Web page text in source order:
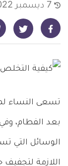
شارك على فيسبوك - ديلي ميديكال انفو شارك على تويتر - ديلي ميديكال انفو
تسعى النساء
بعد الفطام،
الوسائل التي
اللازمة لتجفيف